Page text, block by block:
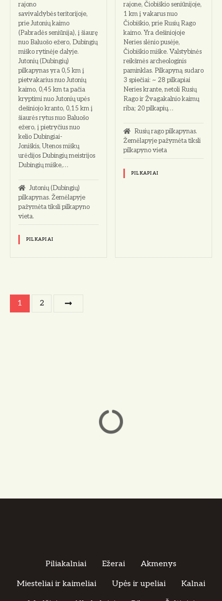
rajono
savivaldybės teritorijoje,
prie Jutonių kaimo
(Pabradės seniūnija), į šiaurę
nuo Baluošo ežero, Dubingių
miško rytinėje dalyje.
Jutonių (Dubingių)
pilkapynas yra 0,5 km į
pietvakarius nuo Jutonių
kaimo, 0,45 km ta pačia
kryptimi nuo Jutonių upės
dešiniojo kranto, 0,15 km į
šiaurės rytus nuo Baluošo
ežero, į pietryčius nuo
kelio Dubingiai-
Joniškis, Utenos miškų
urėdijos Dubingių meistrijos
Dubingių miške,…
Jutonių (Dubingių)
pilkapynas. Žemėlapyje
pažymėta tiksli pilkapyno
vieta.
PILKAPIAI
rajone, Čiobiškio seniūnijoje,
1 km į vakarus nuo
Čiobiškio, prie Rusių Rago
kaimo. Yra dešiniojoje
Neries slėnio pusėje,
Čiobiškio miške. Valstybinės
reikšmės archeologinis
paminklas. Pilkapyną sudaro
3 spiečiai: ~ 28 pilkapiai
Neries krante, netoli Rusių
Rago ir Žvagakalnio kaimų
riba; 20 pilkapių…
Rusių rago pilkapynas.
Žemėlapyje pažymėta tiksli
pilkapyno vieta
PILKAPIAI
a
1 2
Piliakalniai Ežerai Akmenys
Miesteliai ir kaimeliai Upės ir upeliai Kalnai